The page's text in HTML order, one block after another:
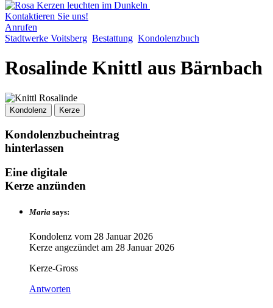
Kontaktieren Sie uns!
Anrufen
Stadtwerke Voitsberg Bestattung Kondolenzbuch
Rosalinde Knittl aus Bärnbach
Kondolenz Kerze
Kondolenzbucheintrag
hinterlassen
Eine digitale
Kerze anzünden
Maria says:
Kondolenz vom 28 Januar 2026
Kerze angezündet am 28 Januar 2026
Kerze-Gross
Antworten